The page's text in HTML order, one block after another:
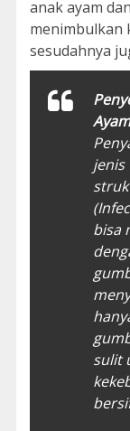
anak ayam
menimbulkan
sesudahnya
Ayam
jenis
bisa
sulit